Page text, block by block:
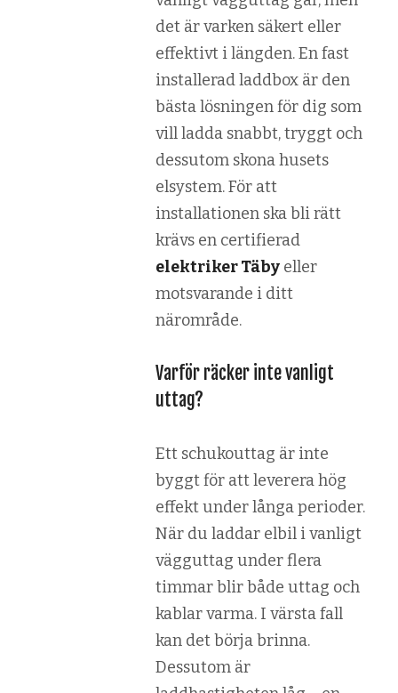
det är varken säkert eller
effektivt i längden. En fast
installerad laddbox är den
bästa lösningen för dig som
vill ladda snabbt, tryggt och
dessutom skona husets
elsystem. För att
installationen ska bli rätt
krävs en certifierad
elektriker Täby eller
motsvarande i ditt
närområde.
Varför räcker inte vanligt
uttag?
Ett schukouttag är inte
byggt för att leverera hög
effekt under långa perioder.
När du laddar elbil i vanligt
vägguttag under flera
timmar blir både uttag och
kablar varma. I värsta fall
kan det börja brinna.
Dessutom är